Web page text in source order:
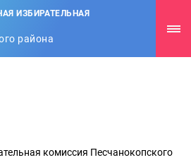
ИЗБИРАТЕЛЬНАЯ
района
комиссия Песчанокопского